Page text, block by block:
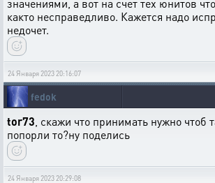
значениями, а вот на счет тех юнитов
както несправедливо. Кажется надо
недочет.
24 Января 2023 20:16:07
fedok
tor73 , скажи что принимать нужно чтоб
попорли то?ну поделись
24 Января 2023 20:29:08